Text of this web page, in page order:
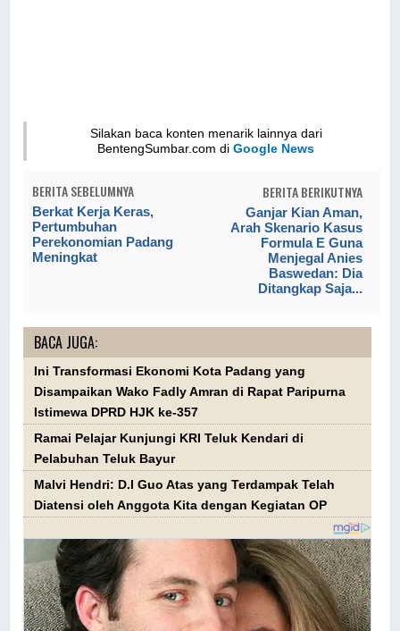
Silakan baca konten menarik lainnya dari
BentengSumbar.com diGoogle News
BERITA SEBELUMNYA
Berkat Kerja Keras,
Pertumbuhan
Perekonomian Padang
Meningkat
BERITA BERIKUTNYA
Ganjar Kian Aman,
Arah Skenario Kasus
Formula E Guna
Menjegal Anies
Baswedan: Dia
Ditangkap Saja...
BACA JUGA:
Ini Transformasi Ekonomi Kota Padang yang
Disampaikan Wako Fadly Amran di Rapat Paripurna
Istimewa DPRD HJK ke-357
Ramai Pelajar Kunjungi KRI Teluk Kendari di
Pelabuhan Teluk Bayur
Malvi Hendri: D.I Guo Atas yang Terdampak Telah
Diatensi oleh Anggota Kita dengan Kegiatan OP